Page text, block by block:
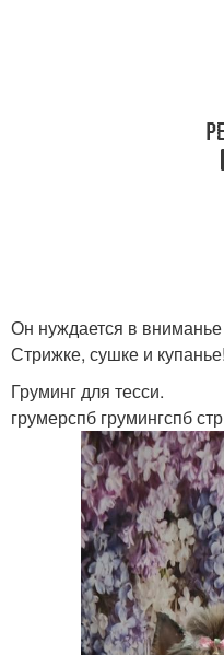
Он нуждается в вниманье
Стрижке, сушке и купанье!
Груминг для тесси.
грумерспб грумингспб